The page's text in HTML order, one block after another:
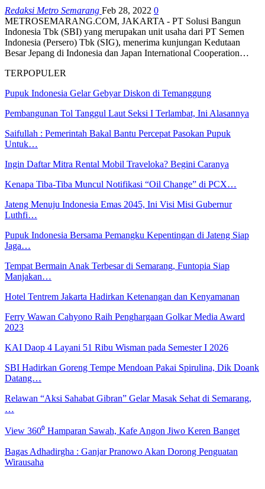
Redaksi Metro Semarang Feb 28, 2022 0
METROSEMARANG.COM, JAKARTA - PT Solusi Bangun
Indonesia Tbk (SBI) yang merupakan unit usaha dari PT Semen
Indonesia (Persero) Tbk (SIG), menerima kunjungan Kedutaan
Besar Jepang di Indonesia dan Japan International Cooperation…
TERPOPULER
Pupuk Indonesia Gelar Gebyar Diskon di Temanggung
Pembangunan Tol Tanggul Laut Seksi I Terlambat, Ini Alasannya
Saifullah : Pemerintah Bakal Bantu Percepat Pasokan Pupuk
Untuk…
Ingin Daftar Mitra Rental Mobil Traveloka? Begini Caranya
Kenapa Tiba-Tiba Muncul Notifikasi “Oil Change” di PCX…
Jateng Menuju Indonesia Emas 2045, Ini Visi Misi Gubernur
Luthfi…
Pupuk Indonesia Bersama Pemangku Kepentingan di Jateng Siap
Jaga…
Tempat Bermain Anak Terbesar di Semarang, Funtopia Siap
Manjakan…
Hotel Tentrem Jakarta Hadirkan Ketenangan dan Kenyamanan
Ferry Wawan Cahyono Raih Penghargaan Golkar Media Award
2023
KAI Daop 4 Layani 51 Ribu Wisman pada Semester I 2026
SBI Hadirkan Goreng Tempe Mendoan Pakai Spirulina, Dik Doank
Datang…
Relawan “Aksi Sahabat Gibran” Gelar Masak Sehat di Semarang,
…
View 360⁰ Hamparan Sawah, Kafe Angon Jiwo Keren Banget
Bagas Adhadirgha : Ganjar Pranowo Akan Dorong Penguatan
Wirausaha